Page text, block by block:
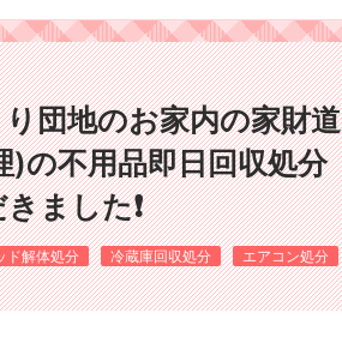
団地のお家内の家財道
)の不用品即日回収処分
ました❗
ド解体処分 冷蔵庫回収処分
エアコン処分